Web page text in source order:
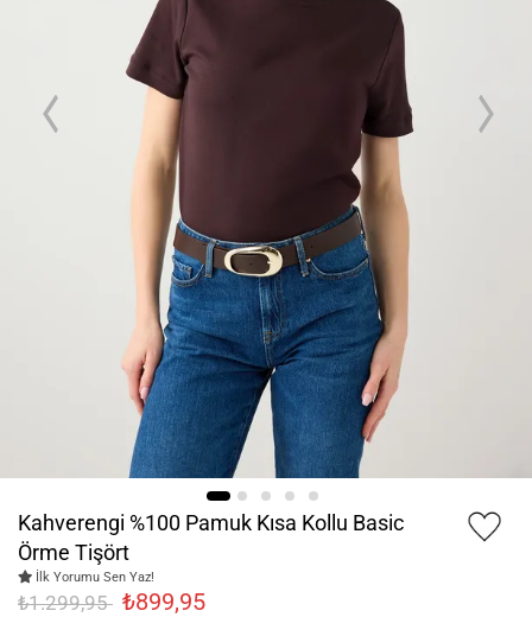
Kahverengi %100 Pamuk Kısa Kollu Basic
Örme Tişört
İlk Yorumu Sen Yaz!
₺1.299,95 ₺899,95